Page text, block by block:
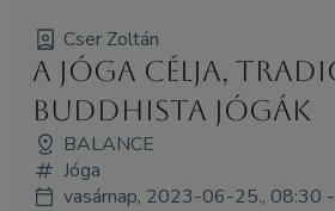
Cser Zoltán
A jóga célja,
buddhista jógák
BALANCE
Jóga
vasárnap, 2023-06-25., 08:30